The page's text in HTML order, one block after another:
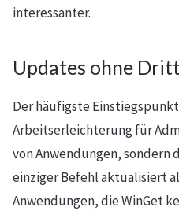
interessanter.
Updates ohne
Der häufigste
Arbeitserleichterung für
von Anwendungen, sondern
einziger Befehl aktualisiert
Anwendungen, die WinGet